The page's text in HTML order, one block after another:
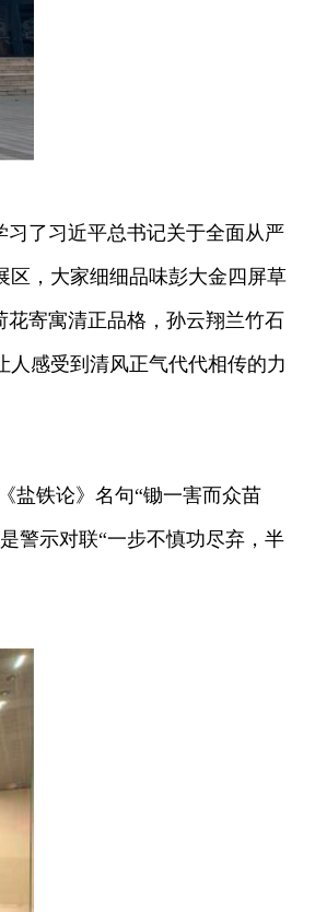
了习近平总书记关于全面从严
区，大家细细品味彭大金四屏草
寄寓清正品格，孙云翔兰竹石
感受到清风正气代代相传的力
盐铁论》名句“锄一害而众苗
警示对联“一步不慎功尽弃，半